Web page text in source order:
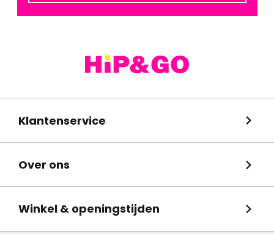
Klantenservice
Over ons
Winkel & openingstijden